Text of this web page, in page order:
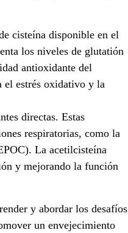
cisteína disponible en el
los niveles de glutatión
antioxidante del
el estrés oxidativo y la
directas. Estas
respiratorias, como la
La acetilcisteína
y mejorando la función
y abordar los desafíos
un envejecimiento